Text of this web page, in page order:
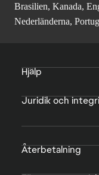
Brasilien, Kanada,
Nederländerna,
Hjälp
Juridik och
Återbetalning